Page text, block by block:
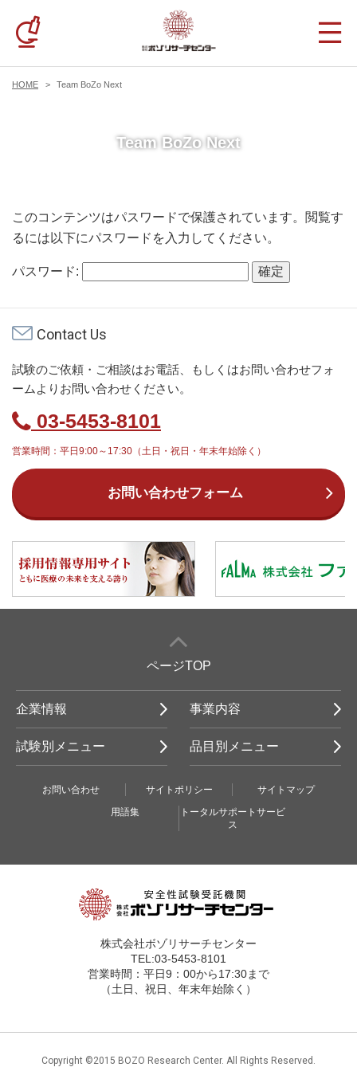
HOME Team BoZo Next
Team BoZo Next
このコンテンツはパスワードで保護されています。閲覧す
るには以下にパスワードを入力してください。
パスワード:
Contact Us
試験のご依頼・ご相談はお電話、もしくはお問い合わせフォ
ームよりお問い合わせください。
03-5453-8101
営業時間：平日9:00～17:30（土日・祝日・年末年始除く）
お問い合わせフォーム
ページTOP
企業情報 事業内容
試験別メニュー 品目別メニュー
お問い合わせ サイトポリシー
サイトマップ
用語集
トータルサポートサービ
ス
株式会社ボゾリサーチセンター
TEL:03-5453-8101
営業時間：平日9：00から17:30まで
（土日、祝日、年末年始除く）
Copyright ©2015 BOZO Research Center. All Rights Reserved.